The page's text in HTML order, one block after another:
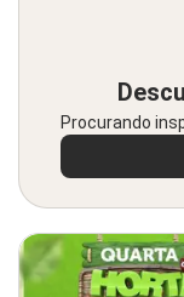
Procurando